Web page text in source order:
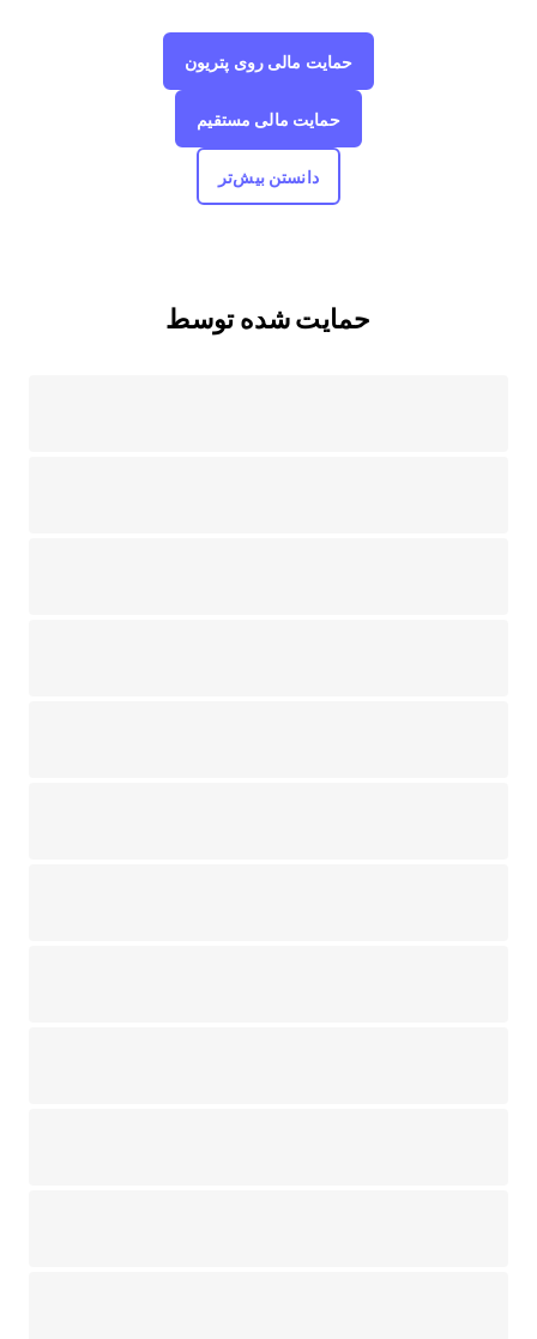
حمایت مالی روی پتریون
حمایت مالی مستقیم
دانستن بیش‌تر
حمایت شده توسط